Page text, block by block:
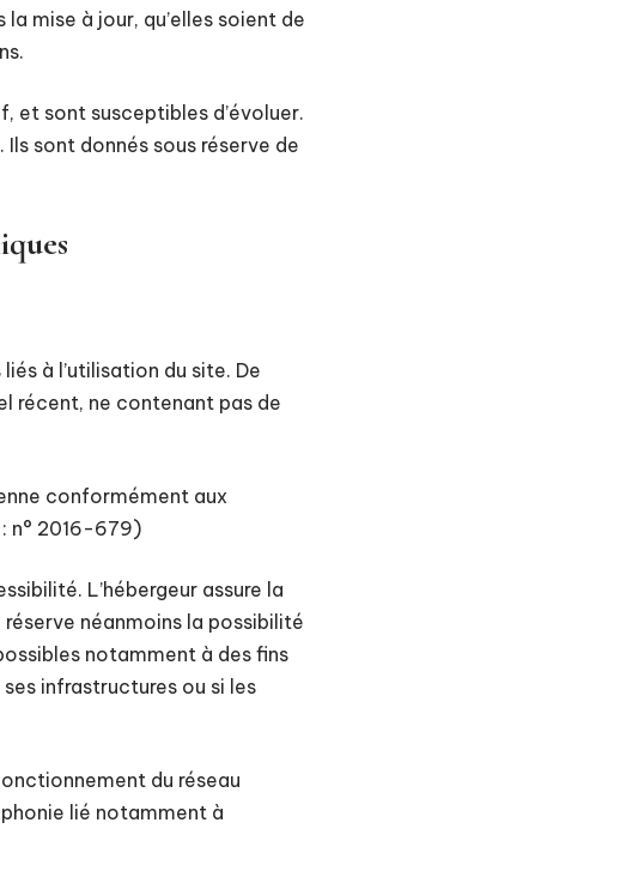
mise à jour, qu’elles soient de
et sont susceptibles d’évoluer.
sont donnés sous réserve de
à l’utilisation du site. De
récent, ne contenant pas de
conformément aux
: n° 2016-679)
L’hébergeur assure la
néanmoins la possibilité
notamment à des fins
infrastructures ou si les
du réseau
lié notamment à